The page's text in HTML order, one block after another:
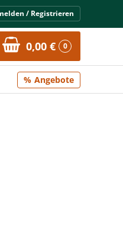
/ Registrieren
0,00 € 0
Angebote